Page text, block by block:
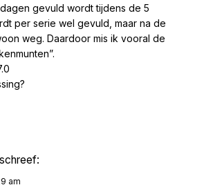
gevuld wordt tijdens de 5
per serie wel gevuld, maar na de
weg. Daardoor mis ik vooral de
schreef:
am